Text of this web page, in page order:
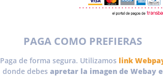
PAGA COMO PREFIERAS
Paga de forma segura. Utilizamos link
donde debesapretar la imagen de Webay e